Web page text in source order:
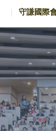
守謙國際